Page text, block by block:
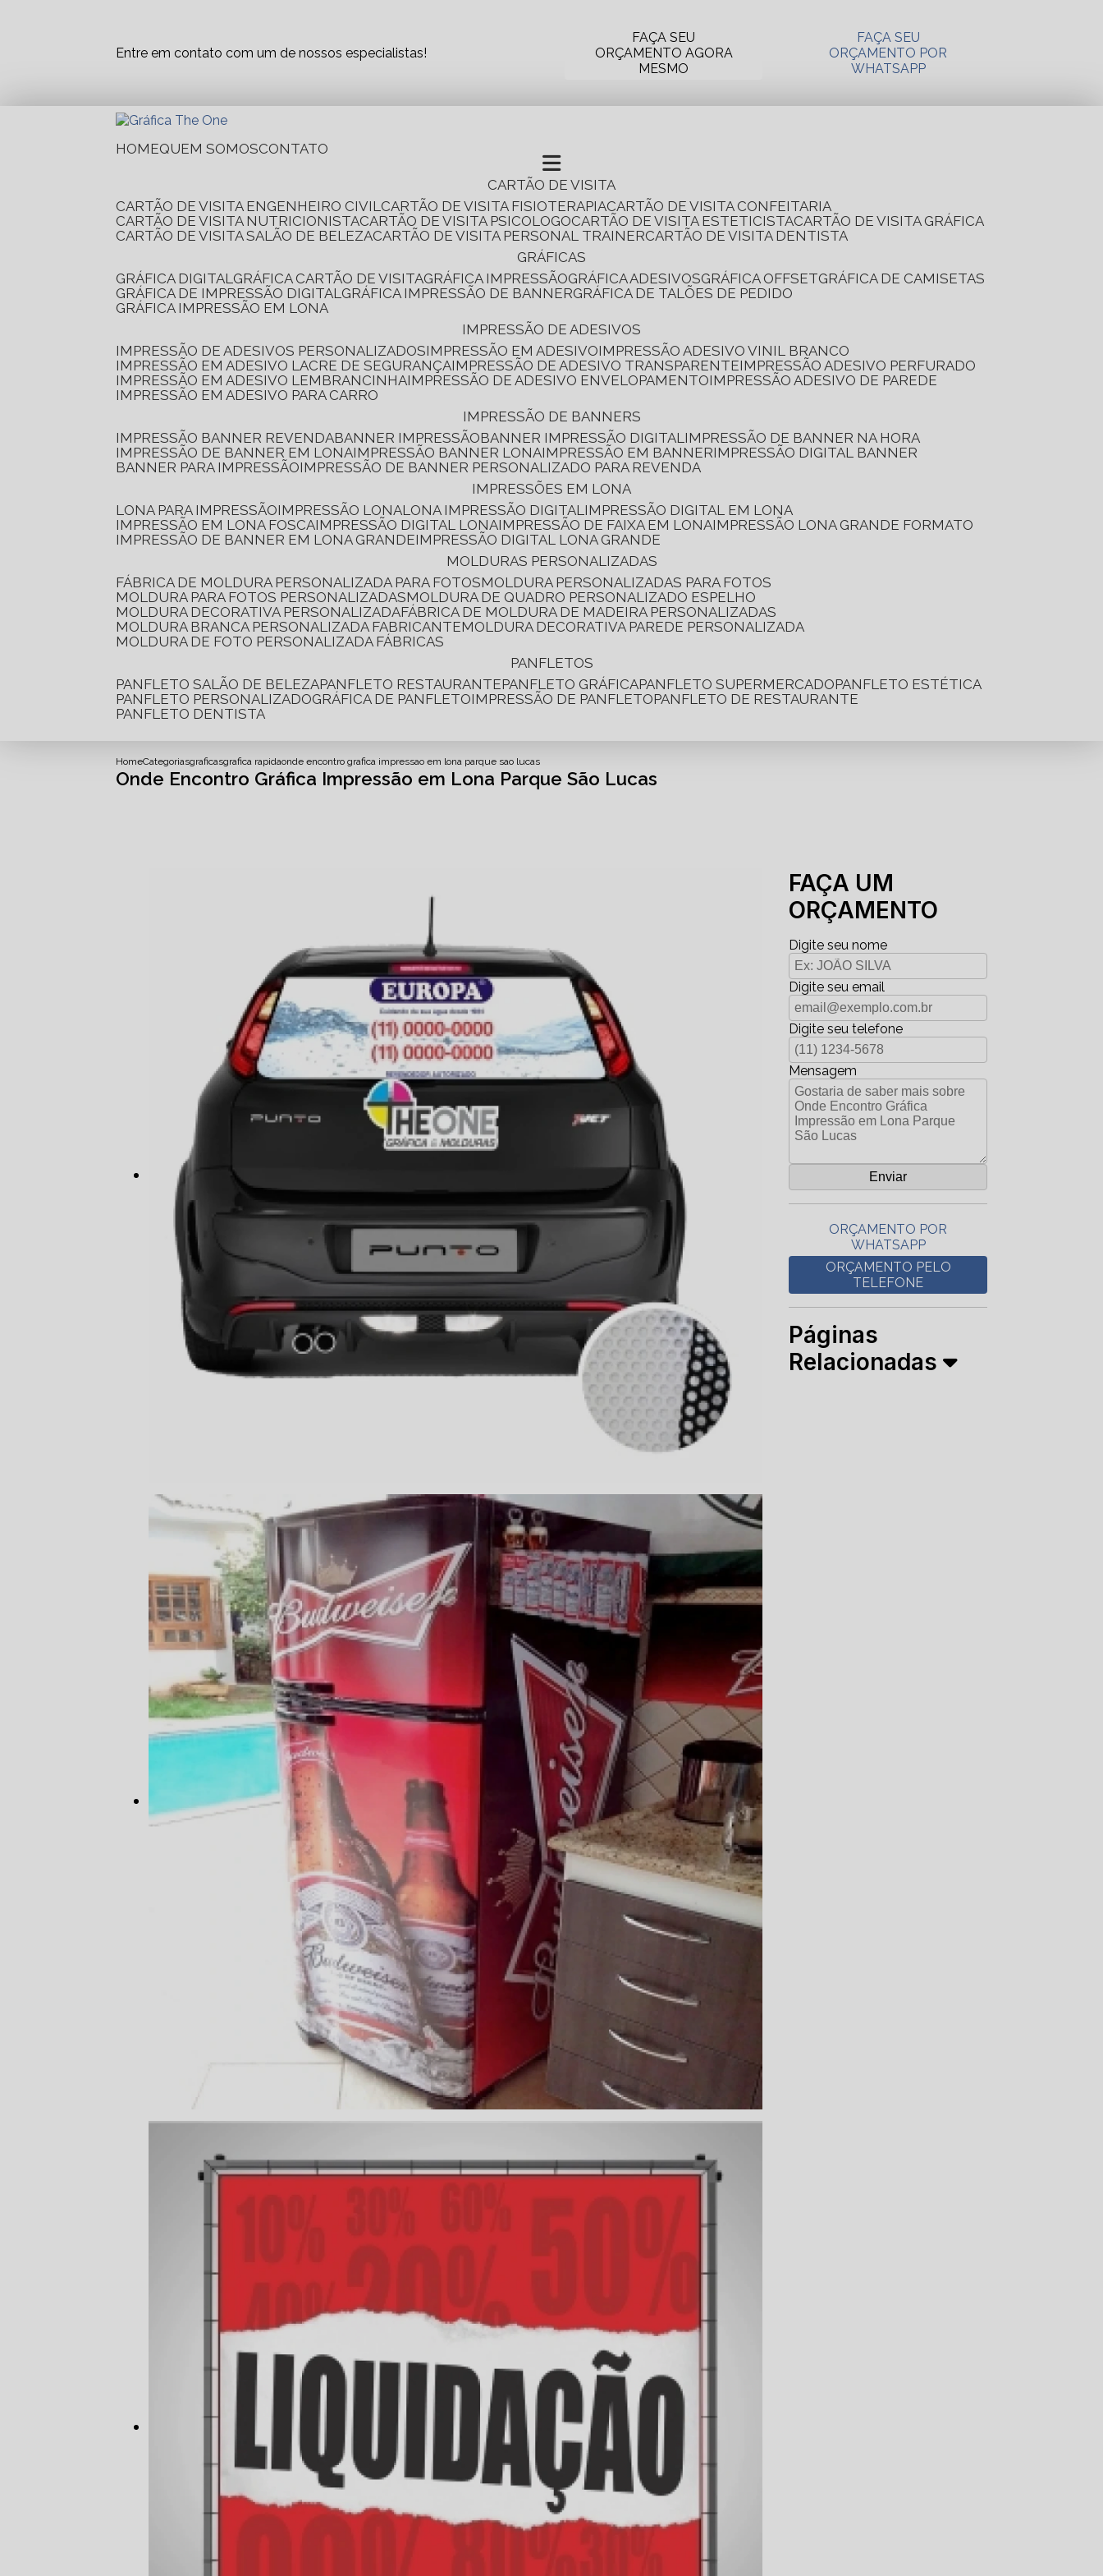
Entre em contato com um de nossos especialistas!
FAÇA SEU
ORÇAMENTO AGORA
MESMO
FAÇA SEU
ORÇAMENTO POR
WHATSAPP
HOME QUEM SOMOS CONTATO
CARTÃO DE VISITA
CARTÃO DE VISITA ENGENHEIRO CIVIL CARTÃO DE VISITA FISIOTERAPIA CARTÃO DE VISITA CONFEITARIA
CARTÃO DE VISITA NUTRICIONISTA CARTÃO DE VISITA PSICOLOGO CARTÃO DE VISITA ESTETICISTA CARTÃO DE VISITA GRÁFICA
CARTÃO DE VISITA SALÃO DE BELEZA CARTÃO DE VISITA PERSONAL TRAINER CARTÃO DE VISITA DENTISTA
GRÁFICAS
GRÁFICA DIGITAL
GRÁFICA CARTÃO DE VISITA GRÁFICA IMPRESSÃO GRÁFICA ADESIVOS GRÁFICA OFFSET
GRÁFICA DE CAMISETAS
GRÁFICA DE IMPRESSÃO DIGITAL
GRÁFICA IMPRESSÃO DE BANNER
GRÁFICA DE TALÕES DE PEDIDO
GRÁFICA IMPRESSÃO EM LONA
IMPRESSÃO DE ADESIVOS
IMPRESSÃO DE ADESIVOS PERSONALIZADOS IMPRESSÃO EM ADESIVO IMPRESSÃO ADESIVO VINIL BRANCO
IMPRESSÃO EM ADESIVO LACRE DE SEGURANÇA IMPRESSÃO DE ADESIVO TRANSPARENTE IMPRESSÃO ADESIVO PERFURADO
IMPRESSÃO EM ADESIVO LEMBRANCINHA IMPRESSÃO DE ADESIVO ENVELOPAMENTO IMPRESSÃO ADESIVO DE PAREDE
IMPRESSÃO EM ADESIVO PARA CARRO
IMPRESSÃO DE BANNERS
IMPRESSÃO BANNER REVENDA
BANNER IMPRESSÃO BANNER IMPRESSÃO DIGITAL IMPRESSÃO DE BANNER NA HORA
IMPRESSÃO DE BANNER EM LONA IMPRESSÃO BANNER LONA IMPRESSÃO EM BANNER IMPRESSÃO DIGITAL BANNER
BANNER PARA IMPRESSÃO IMPRESSÃO DE BANNER PERSONALIZADO PARA REVENDA
IMPRESSÕES EM LONA
LONA PARA IMPRESSÃO IMPRESSÃO LONA LONA IMPRESSÃO DIGITAL IMPRESSÃO DIGITAL EM LONA
IMPRESSÃO EM LONA FOSCA IMPRESSÃO DIGITAL LONA IMPRESSÃO DE FAIXA EM LONA IMPRESSÃO LONA GRANDE FORMATO
IMPRESSÃO DE BANNER EM LONA GRANDE IMPRESSÃO DIGITAL LONA GRANDE
MOLDURAS PERSONALIZADAS
FÁBRICA DE MOLDURA PERSONALIZADA PARA FOTOS
MOLDURA PERSONALIZADAS PARA FOTOS
MOLDURA PARA FOTOS PERSONALIZADAS
MOLDURA DE QUADRO PERSONALIZADO ESPELHO
MOLDURA DECORATIVA PERSONALIZADA FÁBRICA DE MOLDURA DE MADEIRA PERSONALIZADAS
MOLDURA BRANCA PERSONALIZADA FABRICANTE
MOLDURA DECORATIVA PAREDE PERSONALIZADA
MOLDURA DE FOTO PERSONALIZADA FÁBRICAS
PANFLETOS
PANFLETO SALÃO DE BELEZA PANFLETO RESTAURANTE PANFLETO GRÁFICA PANFLETO SUPERMERCADO PANFLETO ESTÉTICA
PANFLETO PERSONALIZADO
GRÁFICA DE PANFLETO IMPRESSÃO DE PANFLETO PANFLETO DE RESTAURANTE
PANFLETO DENTISTA
HomeCategoriasgraficasgrafica rapidaonde encontro grafica impressao em lona parque sao lucas
Onde Encontro Gráfica Impressão em Lona Parque São Lucas
FAÇA UM
ORÇAMENTO
Digite seu nome
Digite seu email
Digite seu telefone
Mensagem
ORÇAMENTO POR
WHATSAPP
ORÇAMENTO PELO
TELEFONE
Páginas
Relacionadas